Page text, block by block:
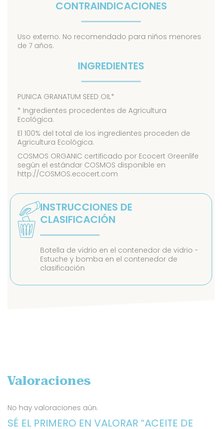
CONTRAINDICACIONES
Uso externo. No recomendado para niños menores
de 7 años.
INGREDIENTES
PUNICA GRANATUM SEED OIL*
* Ingredientes procedentes de Agricultura
Ecológica.
El 100% del total de los ingredientes proceden de
Agricultura Ecológica.
COSMOS ORGANIC certificado por Ecocert Greenlife
según el estándar COSMOS disponible en
http://COSMOS.ecocert.com
INSTRUCCIONES DE
CLASIFICACIÓN
Botella de vidrio en el contenedor de vidrio -
Estuche y bomba en el contenedor de
clasificación
Valoraciones
No hay valoraciones aún.
SÉ EL PRIMERO EN VALORAR “ACEITE DE